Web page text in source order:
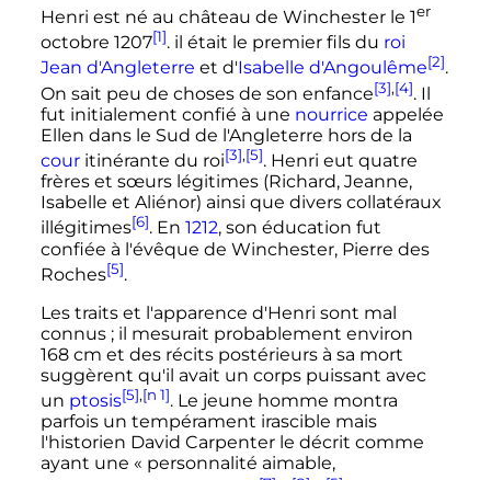
Henri est né au château de Winchester le 1er
octobre 1207[1]. il était le premier fils du roi
Jean d'Angleterre et d'Isabelle d'Angoulême[2].
On sait peu de choses de son enfance[3],[4]. Il
fut initialement confié à une nourrice appelée
Ellen dans le Sud de l'Angleterre hors de la
couritinérante du roi[3],[5]. Henri eut quatre
frères et sœurs légitimes (Richard, Jeanne,
Isabelle et Aliénor) ainsi que divers collatéraux
illégitimes[6]. En 1212, son éducation fut
confiée à l'évêque de Winchester, Pierre des
Roches[5].
Les traits et l'apparence d'Henri sont mal
connus ; il mesurait probablement environ
168 cm et des récits postérieurs à sa mort
suggèrent qu'il avait un corps puissant avec
un ptosis[5],[n 1]. Le jeune homme montra
parfois un tempérament irascible mais
l'historien David Carpenter le décrit comme
ayant une « personnalité aimable,